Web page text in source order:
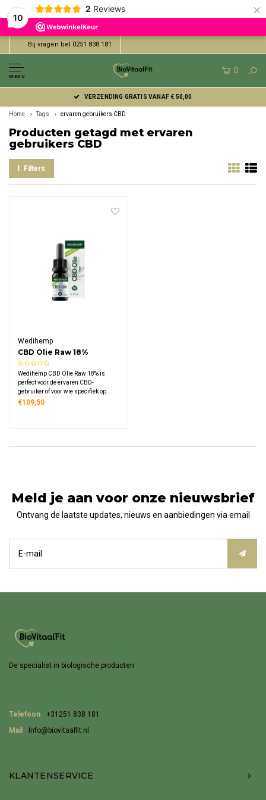
10
2 Reviews ×
Bij vragen bel 0251 838 181
MENU
0
VERZENDING GRATIS VANAF € 50,00
Home Tags ervaren gebruikers CBD
Producten getagd met ervaren
gebruikers CBD
Filters
Wedihemp
CBD Olie Raw 18%
Wedihemp CBD Olie Raw 18% is
perfect voor de ervaren CBD-
gebruiker of voor wie specifiek op
zoek is naar een hooggedoseerd
€109,50
Meld je aan voor onze nieuwsbrief
Ontvang de laatste updates, nieuws en aanbiedingen via email
De specialist in biologische producten
Telefoon
+31251 838 181
Mail
Info@biovitaalfit.nl
KLANTENSERVICE